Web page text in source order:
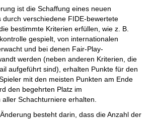
ist die Schaffung eines neuen
durch verschiedene FIDE-bewertete
bestimmte Kriterien erfüllen, wie z. B.
gespielt, von internationalen
und bei denen Fair-Play-
werden (neben anderen Kriterien, die
aufgeführt sind), erhalten Punkte für den
mit den meisten Punkten am Ende
den begehrten Platz im
Schachturniere erhalten.
besteht darin, dass die Anzahl der